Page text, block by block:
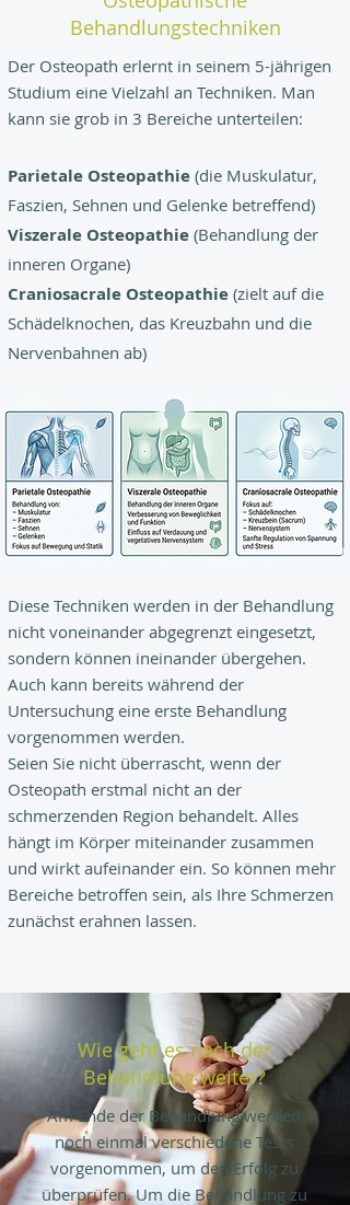
Behandlungstechniken
Der Osteopath erlernt in seinem 5-jährigen
Studium eine Vielzahl an Techniken. Man
kann sie grob in 3 Bereiche unterteilen:
Parietale Osteopathie (die Muskulatur,
Faszien, Sehnen und Gelenke betreffend)
Viszerale Osteopathie (Behandlung der
inneren Organe)
Craniosacrale Osteopathie (zielt auf die
Schädelknochen, das Kreuzbahn und die
Nervenbahnen ab)
Diese Techniken werden in der Behandlung
nicht voneinander abgegrenzt eingesetzt,
sondern können ineinander übergehen.
Auch kann bereits während der
Untersuchung eine erste Behandlung
vorgenommen werden.
Seien Sie nicht überrascht, wenn der
Osteopath erstmal nicht an der
schmerzenden Region behandelt. Alles
hängt im Körper miteinander zusammen
und wirkt aufeinander ein. So können mehr
Bereiche betroffen sein, als Ihre Schmerzen
zunächst erahnen lassen.
Wie geht es nach der
Behandlung weiter?
Am Ende der Behandlung werden
noch einmal verschiedene Tests
vorgenommen, um den Erfolg zu
überprüfen. Um die Behandlung zu